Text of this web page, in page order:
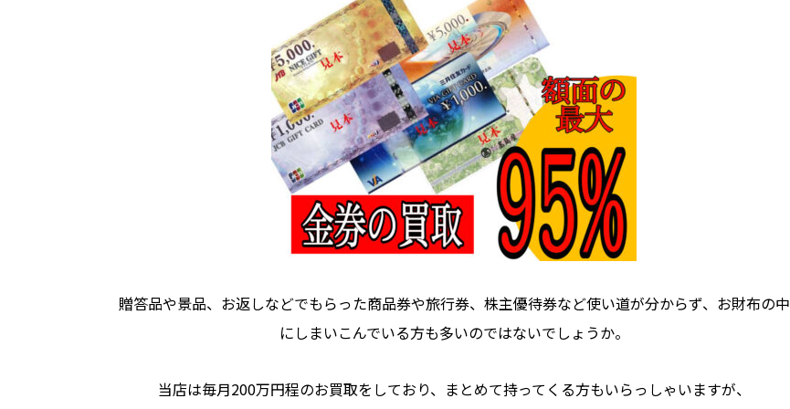
贈答品や景品、お返しなどでもらった商品券や旅行券、株主優待券など使い道が分からず、お財布の中
にしまいこんでいる方も多いのではないでしょうか。
当店は毎月200万円程のお買取をしており、まとめて持ってくる方もいらっしゃいますが、